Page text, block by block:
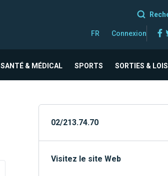
FR Connexion
SANTÉ & MÉDICAL SPORTS SORTIES &
02/213.74.70
Visitez le site Web